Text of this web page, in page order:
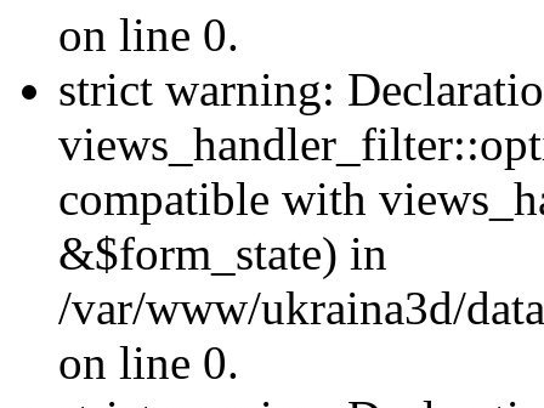
on line 0.
strict warning:
compatible with
&$form_state) in
/var/www/ukraina3d/
on line 0.